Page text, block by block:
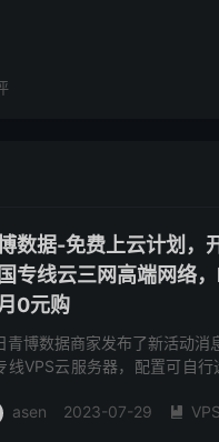
数据-免费上云计划，
专线云三网高端网络
0元购
青博数据商家发布了新活动
线VPS云服务器，配置可自
asen 2023-07-29 